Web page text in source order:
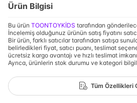
Ürün Bilgisi
Bu ürün TOONTOYKİDS tarafından
İncelemiş olduğunuz ürünün satış fiyatını
Bir ürün, farklı satıcılar tarafından satışa
belirledikleri fiyat, satıcı puanı, teslimat
ücretsiz kargo avantajı ve hızlı teslimat
Ayrıca, ürünlerin stok durumu ve kategori
Tüm Özellikleri